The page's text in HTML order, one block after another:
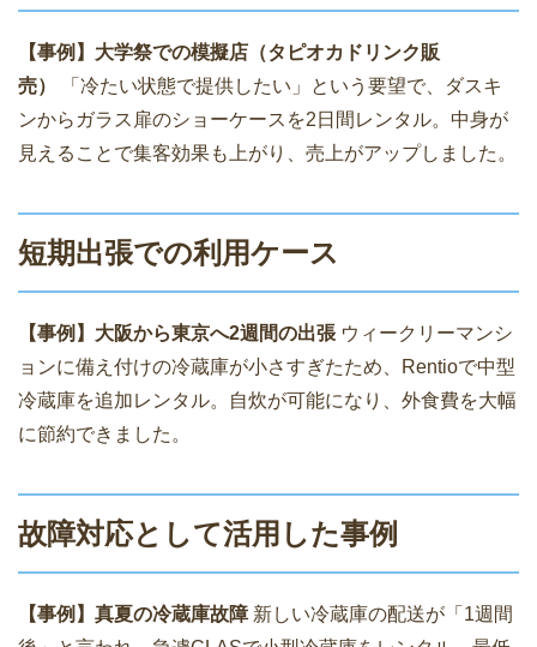
【事例】大学祭での模擬店（タピオカドリンク販
売）
「冷たい状態で提供したい」という要望で、ダスキ
ンからガラス扉のショーケースを2日間レンタル。中身が
見えることで集客効果も上がり、売上がアップしました。
短期出張での利用ケース
【事例】大阪から東京へ2週間の出張 ウィークリーマンシ
ョンに備え付けの冷蔵庫が小さすぎたため、Rentioで中型
冷蔵庫を追加レンタル。自炊が可能になり、外食費を大幅
に節約できました。
故障対応として活用した事例
【事例】真夏の冷蔵庫故障新しい冷蔵庫の配送が「1週間